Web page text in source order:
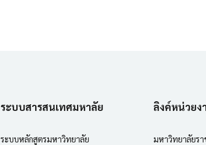
ระบบสารสนเทศมหาลัย
ระบบหลักสูตรมหาวิทยาลัย
ลิงค์หน่วยง
มหาวิทยาลัยร